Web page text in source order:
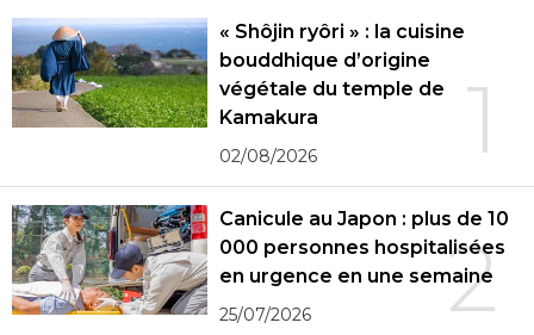
1
« Shôjin ryôri » : la cuisine
bouddhique d’origine
végétale du temple de
Kamakura
02/08/2026
2
Canicule au Japon : plus de 10
000 personnes hospitalisées
en urgence en une semaine
25/07/2026